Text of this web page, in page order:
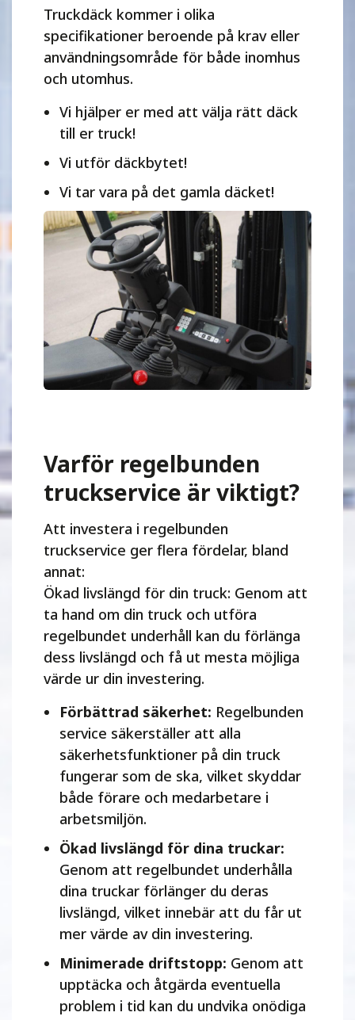
Truckdäck kommer i olika
specifikationer beroende på krav eller
användningsområde för både inomhus
och utomhus.
Vi hjälper er med att välja rätt däck
till er truck!
Vi utför däckbytet!
Vi tar vara på det gamla däcket!
Varför regelbunden
truckservice är viktigt?
Att investera i regelbunden
truckservice ger flera fördelar, bland
annat:
Ökad livslängd för din truck: Genom att
ta hand om din truck och utföra
regelbundet underhåll kan du förlänga
dess livslängd och få ut mesta möjliga
värde ur din investering.
Förbättrad säkerhet: Regelbunden
service säkerställer att alla
säkerhetsfunktioner på din truck
fungerar som de ska, vilket skyddar
både förare och medarbetare i
arbetsmiljön.
Ökad livslängd för dina truckar:
Genom att regelbundet underhålla
dina truckar förlänger du deras
livslängd, vilket innebär att du får ut
mer värde av din investering.
Minimerade driftstopp: Genom att
upptäcka och åtgärda eventuella
problem i tid kan du undvika onödiga